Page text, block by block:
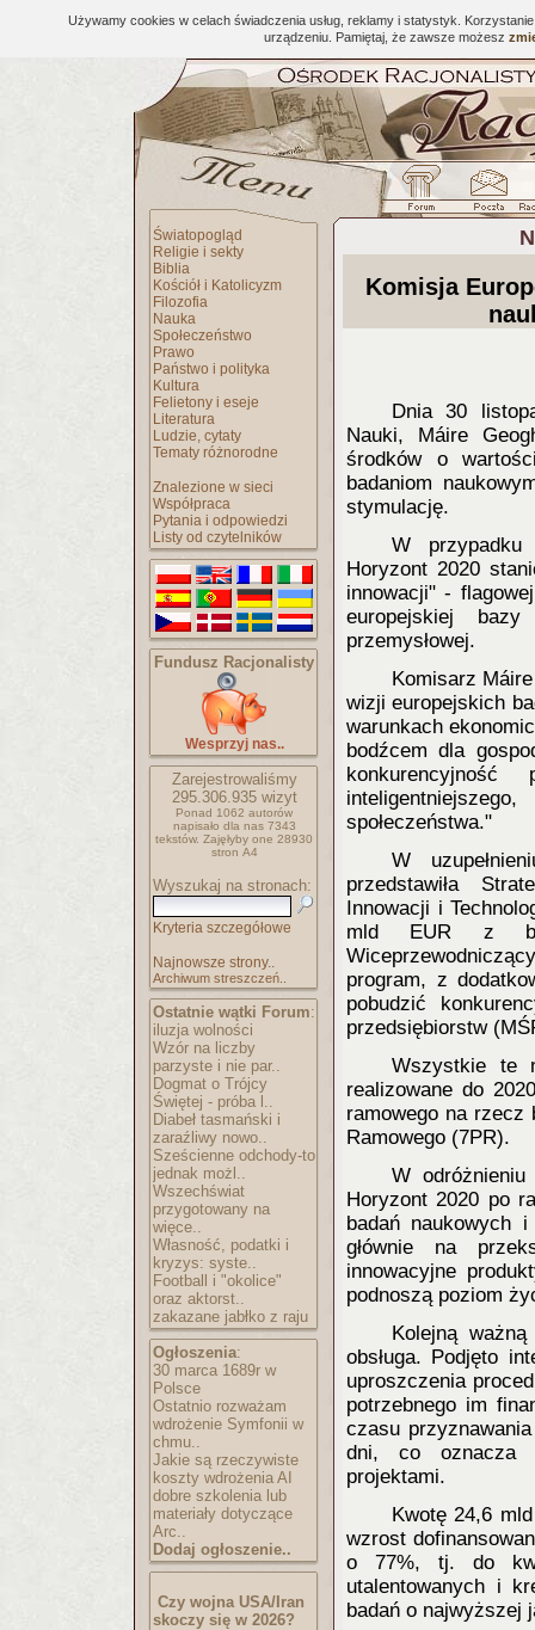
Używamy cookies w celach świadczenia usług, reklamy i statystyk.
urządzeniu. Pamiętaj, że zawsze możesz
Światopogląd
Religie i sekty
Biblia
Kościół i Katolicyzm
Filozofia
Nauka
Społeczeństwo
Prawo
Państwo i polityka
Kultura
Felietony i eseje
Literatura
Ludzie, cytaty
Tematy różnorodne
Znalezione w sieci
Współpraca
Pytania i odpowiedzi
Listy od czytelników
Fundusz Racjonalisty
Wesprzyj nas..
Zarejestrowaliśmy
295.306.935wizyt
Ponad 1062 autorów
napisało dla nas 7343
tekstów. Zajęłyby one 28930
stron A4
Wyszukaj na stronach:
Kryteria szczegółowe
Najnowsze strony..
Archiwum streszczeń..
Ostatnie wątki Forum:
iluzja wolności
Wzór na liczby
parzyste i nie par..
Dogmat o Trójcy
Świętej - próba l..
Diabeł tasmański i
zaraźliwy nowo..
Sześcienne odchody-to
jednak możl..
Wszechświat
przygotowany na
więce..
Własność, podatki i
kryzys: syste..
Football i "okolice"
oraz aktorst..
zakazane jabłko z raju
Ogłoszenia:
30 marca 1689r w
Polsce
Ostatnio rozważam
wdrożenie Symfonii w
chmu..
Jakie są rzeczywiste
koszty wdrożenia AI
dobre szkolenia lub
materiały dotyczące
Arc..
Dodaj ogłoszenie..
Czy wojna USA/Iran
skoczy się w 2026?
Komisja
Dnia 30
Nauki, Máire
środków o
badaniom
stymulację.
W przypadku
Horyzont 2020
innowacji" -
europejskiej bazy
przemysłowej.
Komisarz
wizji europejskich
warunkach
bodźcem dla
społeczeństwa."
W
przedstawiła
Innowacji i
mld EUR z
program, z
pobudzić
przedsiębiorstw
Wszystkie te
realizowane do
ramowego na rzecz
Ramowego (7PR).
W
Horyzont 2020 po
badań naukowych
głównie na
innowacyjne
podnoszą poziom
Kolejną
obsługa. Podjęto
uproszczenia
potrzebnego im
czasu
dni, co oznacza
projektami.
Kwotę 24,6
wzrost
o 77%, tj. do
utalentowanych i
badań o najwyższej